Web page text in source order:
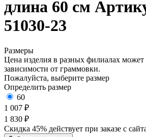
длина 60 см
51030-23
Размеры
Цена изделия в разных филиалах может
зависимости от граммовки.
Пожалуйста, выберите размер
Определить размер
60
1 007 ₽
1 830 ₽
Скидка 45% действует при заказе с